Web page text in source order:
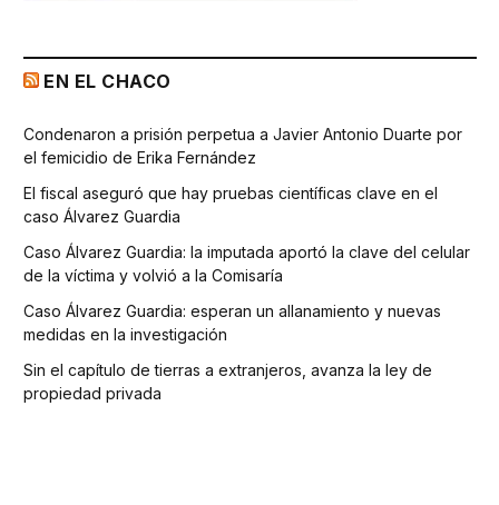
EN EL CHACO
Condenaron a prisión perpetua a Javier Antonio Duarte por
el femicidio de Erika Fernández
El fiscal aseguró que hay pruebas científicas clave en el
caso Álvarez Guardia
Caso Álvarez Guardia: la imputada aportó la clave del celular
de la víctima y volvió a la Comisaría
Caso Álvarez Guardia: esperan un allanamiento y nuevas
medidas en la investigación
Sin el capítulo de tierras a extranjeros, avanza la ley de
propiedad privada